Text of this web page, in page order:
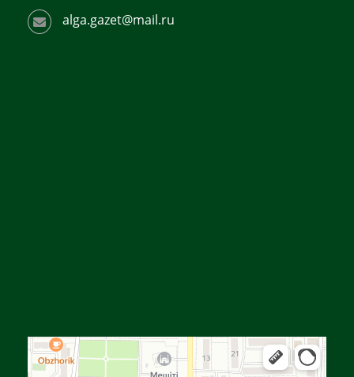
alga.gazet@mail.ru
Улица Байтурсынова, 16 — Яндекс Карты